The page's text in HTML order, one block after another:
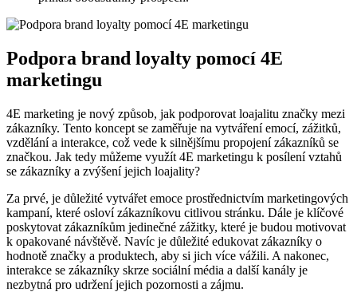
Podpora brand loyalty pomocí 4E
marketingu
4E marketing je nový způsob, jak podporovat loajalitu značky mezi
zákazníky. Tento koncept se zaměřuje na vytváření emocí, zážitků,
vzdělání a interakce, což vede k silnějšímu propojení zákazníků se
značkou. Jak tedy můžeme využít 4E marketingu k posílení vztahů
se zákazníky a zvýšení jejich loajality?
Za prvé, je důležité vytvářet emoce prostřednictvím marketingových
kampaní, které osloví zákazníkovu citlivou stránku. Dále je klíčové
poskytovat zákazníkům jedinečné zážitky, které je budou motivovat
k opakované návštěvě. Navíc je důležité edukovat zákazníky o
hodnotě značky a produktech, aby si jich více vážili. A nakonec,
interakce se zákazníky skrze sociální média a další kanály je
nezbytná pro udržení jejich pozornosti a zájmu.